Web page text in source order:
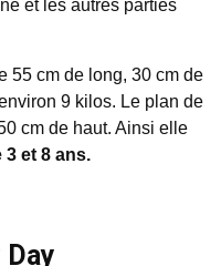
et les autres parties
55 cm de long, 30 cm de
9 kilos. Le plan de
cm de haut. Ainsi elle
et 8 ans.
Day